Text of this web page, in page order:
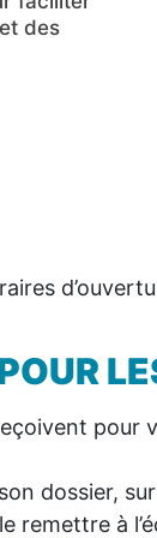
Etre
des
pour
dossier,
remettre à